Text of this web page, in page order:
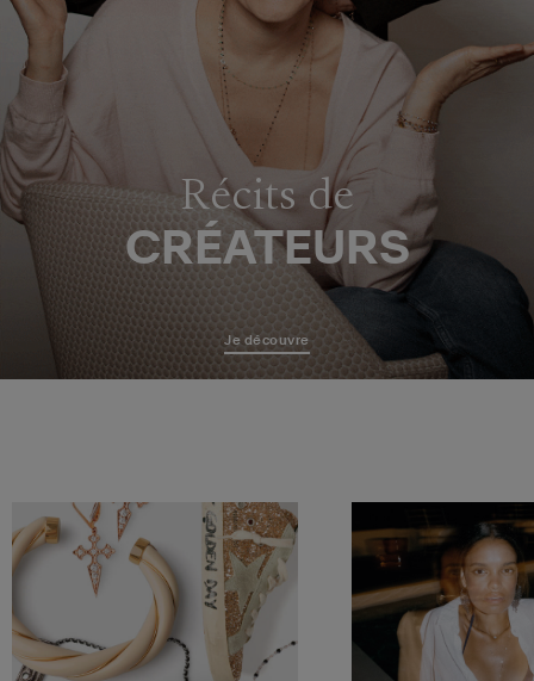
Récits de
CRÉATEURS
Je découvre